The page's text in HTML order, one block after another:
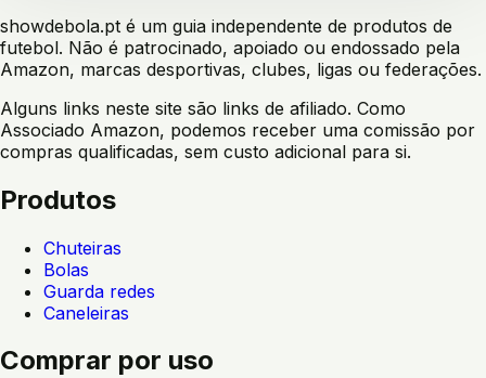
showdebola.pt é um guia independente de produtos de
futebol. Não é patrocinado, apoiado ou endossado pela
Amazon, marcas desportivas, clubes, ligas ou federações.
Alguns links neste site são links de afiliado. Como
Associado Amazon, podemos receber uma comissão por
compras qualificadas, sem custo adicional para si.
Produtos
Chuteiras
Bolas
Guarda redes
Caneleiras
Comprar por uso